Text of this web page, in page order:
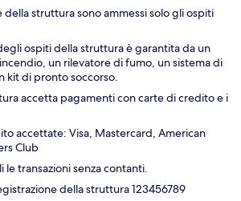
della struttura sono ammessi solo gli ospiti
ospiti della struttura è garantita da un
un rilevatore di fumo, un sistema di
kit di pronto soccorso.
accetta pagamenti con carte di credito e i
accettate: Visa, Mastercard, American
Club
le transazioni senza contanti.
della struttura 123456789